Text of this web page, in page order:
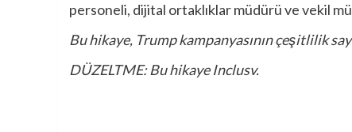
personeli, dijital ortaklıklar müdürü ve vekil
Bu hikaye, Trump kampanyasının çeşitlilik
DÜZELTME: Bu hikaye Inclusv.